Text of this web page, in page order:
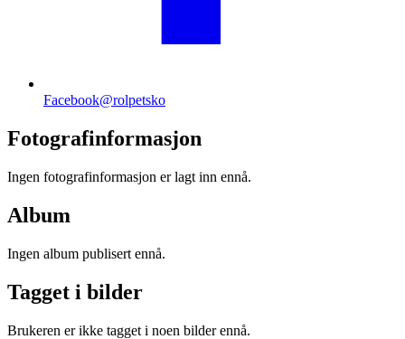
Facebook@rolpetsko
Fotografinformasjon
Ingen fotografinformasjon er lagt inn ennå.
Album
Ingen album publisert ennå.
Tagget i bilder
Brukeren er ikke tagget i noen bilder ennå.